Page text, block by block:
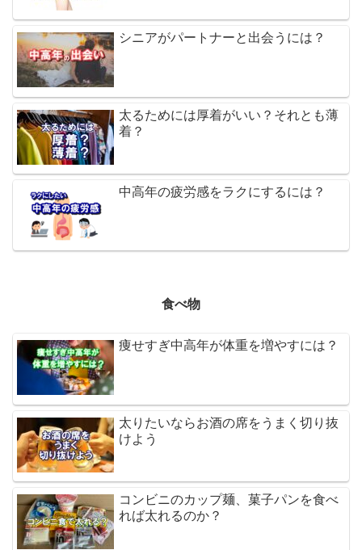
シニアがパートナーと出会うには？
太るためには厚着がいい？それとも薄
着？
中高年の疲労感をラクにするには？
食べ物
痩せすぎ中高年が体重を増やすには？
太りたいならお酒の席をうまく切り抜
けよう
コンビニのカップ麺、菓子パンを食べ
れば太れるのか？